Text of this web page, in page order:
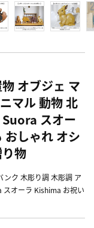
オブジェ マ
マル 動物 北
スオー
しゃれ オシ
物
ンク 木彫り調 木彫調 ア
スオーラ Kishima お祝い